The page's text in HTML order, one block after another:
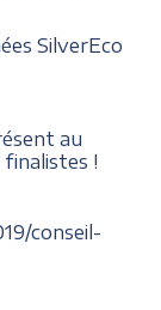
SilverEco
au
finalistes !
conseil-